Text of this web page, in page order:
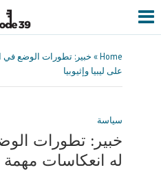
Home
» خبير: تطورات الوضع في
على ليبيا وإثيوبيا
سياسة
خبير: تطورات
له انعكاسات مهمة